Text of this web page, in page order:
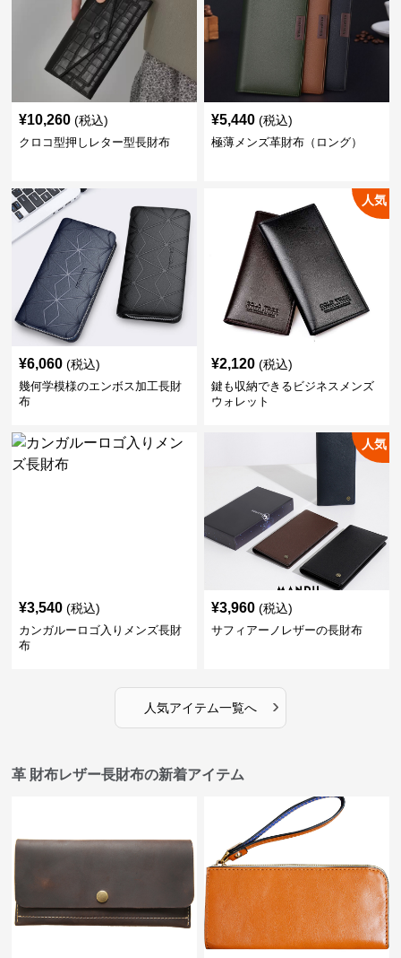
¥10,260 (税込)
クロコ型押しレター型長財布
¥5,440 (税込)
極薄メンズ革財布（ロング）
¥6,060 (税込)
幾何学模様のエンボス加工長財
布
人気
¥2,120 (税込)
鍵も収納できるビジネスメンズ
ウォレット
¥3,540 (税込)
カンガルーロゴ入りメンズ長財
布
人気
¥3,960 (税込)
サフィアーノレザーの長財布
人気アイテム一覧へ ›
革 財布レザー長財布の新着アイテム